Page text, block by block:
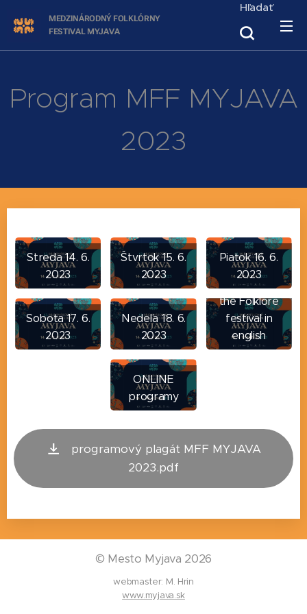
MEDZINÁRODNÝ FOLKLÓRNY
FESTIVAL MYJAVA
Hľadať
Program MFF MYJAVA
2023
Streda 14. 6.
2023
Štvrtok 15. 6.
2023
Piatok 16. 6.
2023
Sobota 17. 6.
2023
Nedeľa 18. 6.
2023
Program of
the Folklore
festival in
english
ONLINE
programy
programový plagát MFF MYJAVA
2023.pdf
© Mesto Myjava 2026
webmaster: M. Hrin
www.myjava.sk